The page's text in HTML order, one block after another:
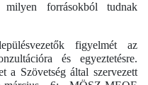
forrásokból tudnak
figyelmét az
és egyeztetésre.
a Szövetség által szervezett